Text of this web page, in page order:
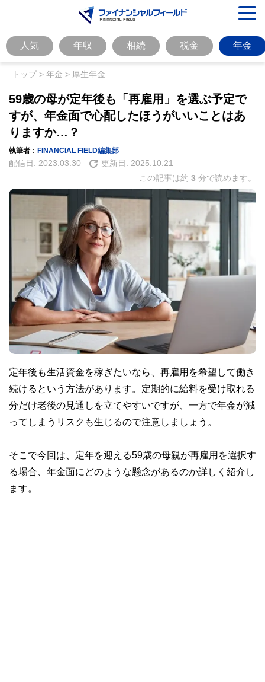
人気 年収 相続 税金 年金
トップ> 年金 > 厚生年金
59歳の母が定年後も「再雇用」を選ぶ予定で
すが、年金面で心配したほうがいいことはあ
りますか…？
執筆者 : FINANCIAL FIELD編集部
配信日: 2023.03.30 更新日: 2025.10.21
この記事は約 3 分で読めます。
定年後も生活資金を稼ぎたいなら、再雇用を希望して働き
続けるという方法があります。定期的に給料を受け取れる
分だけ老後の見通しを立てやすいですが、一方で年金が減
ってしまうリスクも生じるので注意しましょう。
そこで今回は、定年を迎える59歳の母親が再雇用を選択す
る場合、年金面にどのような懸念があるのか詳しく紹介し
ます。